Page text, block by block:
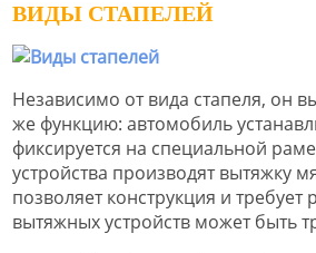
ВИДЫ СТАПЕЛЕЙ
Независимо от вида стапеля, он
же функцию: автомобиль
фиксируется на специальной
устройства производят вытяжку
позволяет конструкция и требует
вытяжных устройств может быть